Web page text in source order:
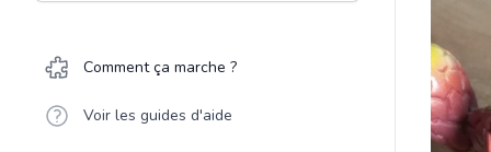
Comment ça marche ?
Voir les guides d'aide